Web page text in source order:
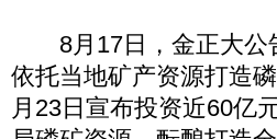
8月17日，金正大公
依托当地矿产资源打造
月23日宣布投资近60亿